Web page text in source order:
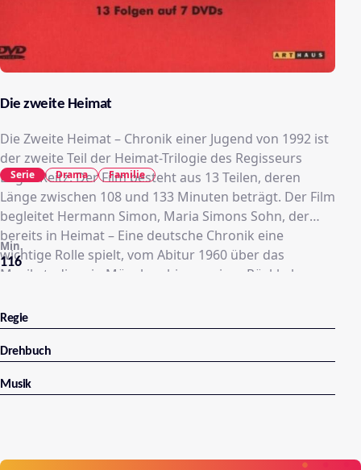
Die zweite Heimat
Die Zweite Heimat – Chronik einer Jugend von 1992 ist
der zweite Teil der Heimat-Trilogie des Regisseurs
Edgar Reitz. Der Film besteht aus 13 Teilen, deren
Länge zwischen 108 und 133 Minuten beträgt. Der Film
begleitet Hermann Simon, Maria Simons Sohn, der
bereits in Heimat – Eine deutsche Chronik eine
wichtige Rolle spielt, vom Abitur 1960 über das
Musikstudium in München bis zu seiner Rückkehr
unterscheidet sich deutlich von Heimat. Anstelle des
dörflichen Rahmens aus Heimat entwickeln sich die
Geschichten hier im Milieu der künstlerischen
der 1960er Jahre. Auch hier jedoch findet, wie in
116
Min.
Serie Drama Familie
Regie
Drehbuch
Musik